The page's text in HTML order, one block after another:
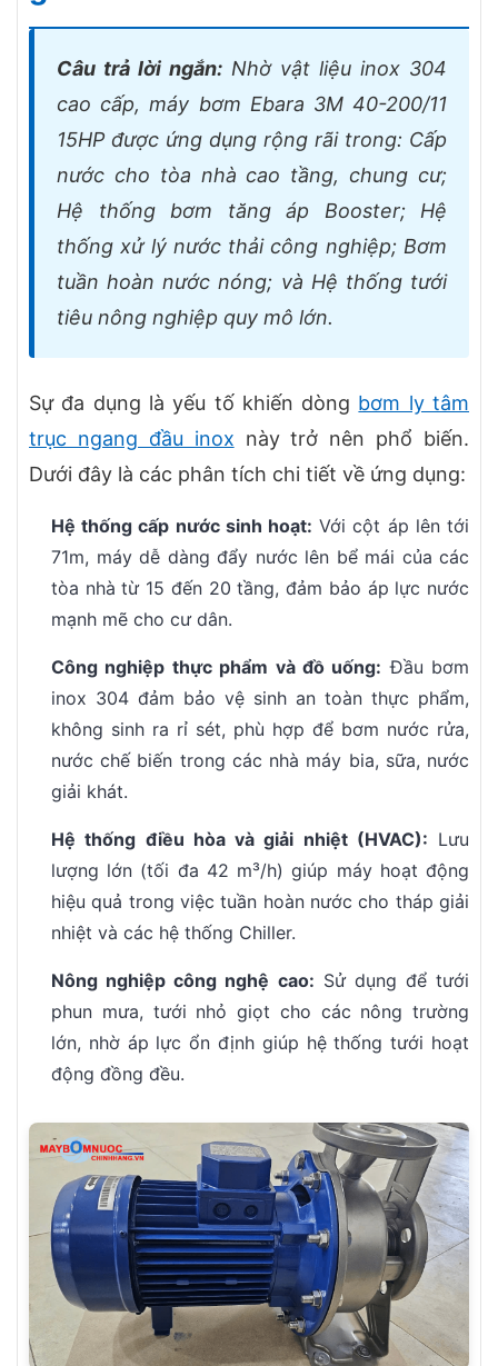
Câu trả lời ngắn: Nhờ vật liệu inox 304
cao cấp, máy bơm Ebara 3M 40-200/11
15HP được ứng dụng rộng rãi trong: Cấp
nước cho tòa nhà cao tầng, chung cư;
Hệ thống bơm tăng áp Booster; Hệ
thống xử lý nước thải công nghiệp; Bơm
tuần hoàn nước nóng; và Hệ thống tưới
tiêu nông nghiệp quy mô lớn.
Sự đa dụng là yếu tố khiến dòng bơm ly tâm
trục ngang đầu inox này trở nên phổ biến.
Dưới đây là các phân tích chi tiết về ứng dụng:
Hệ thống cấp nước sinh hoạt: Với cột áp lên tới
71m, máy dễ dàng đẩy nước lên bể mái của các
tòa nhà từ 15 đến 20 tầng, đảm bảo áp lực nước
mạnh mẽ cho cư dân.
Công nghiệp thực phẩm và đồ uống: Đầu bơm
inox 304 đảm bảo vệ sinh an toàn thực phẩm,
không sinh ra rỉ sét, phù hợp để bơm nước rửa,
nước chế biến trong các nhà máy bia, sữa, nước
giải khát.
Hệ thống điều hòa và giải nhiệt (HVAC): Lưu
lượng lớn (tối đa 42 m³/h) giúp máy hoạt động
hiệu quả trong việc tuần hoàn nước cho tháp giải
nhiệt và các hệ thống Chiller.
Nông nghiệp công nghệ cao: Sử dụng để tưới
phun mưa, tưới nhỏ giọt cho các nông trường
lớn, nhờ áp lực ổn định giúp hệ thống tưới hoạt
động đồng đều.